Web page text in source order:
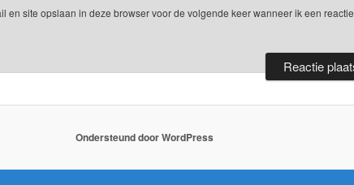
en site opslaan in deze browser voor de volgende keer wanneer ik een reactie
Ondersteund door WordPress